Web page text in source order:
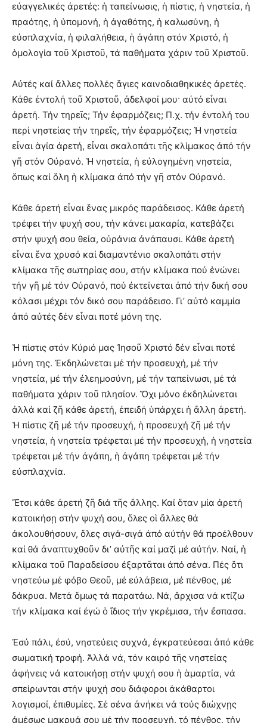
εὐαγγελικές ἀρετές: ἡ ταπείνωσις, ἡ πίστις, ἡ νηστεία, ἡ
πραότης, ἡ ὑπομονή, ἡ ἀγαθότης, ἡ καλωσύνη, ἡ
εὐσπλαχνία, ἡ φιλαλήθεια, ἡ ἀγάπη στόν Χριστό, ἡ
ὁμολογία τοῦ Χριστοῦ, τά παθήματα χάριν τοῦ Χριστοῦ.
Αὐτές καί ἄλλες πολλές ἅγιες καινοδιαθηκικές ἀρετές.
Κάθε ἐντολή τοῦ Χριστοῦ, ἀδελφοί μου· αὐτό εἶναι
ἀρετή. Τήν τηρεῖς; Τήν ἐφαρμόζεις; Π.χ. τήν ἐντολή του
περί νηστείας τήν τηρεῖς, τήν ἐφαρμόζεις; Ἡ νηστεία
εἶναι ἁγία ἀρετή, εἶναι σκαλοπάτι τῆς κλίμακος ἀπό τήν
γῆ στόν Οὐρανό. Ἡ νηστεία, ἡ εὐλογημένη νηστεία,
ὅπως καί ὅλη ἡ κλίμακα ἀπό τήν γῆ στόν Οὐρανό.
Κάθε ἀρετή εἶναι ἕνας μικρός παράδεισος. Κάθε ἀρετή
τρέφει τήν ψυχή σου, τήν κάνει μακαρία, κατεβάζει
στήν ψυχή σου θεία, οὐράνια ἀνάπαυσι. Κάθε ἀρετή
εἶναι ἕνα χρυσό καί διαμαντένιο σκαλοπάτι στήν
κλίμακα τῆς σωτηρίας σου, στήν κλίμακα πού ἑνώνει
τήν γῆ μέ τόν Οὐρανό, πού ἐκτείνεται ἀπό τήν δική σου
κόλασι μέχρι τόν δικό σου παράδεισο. Γι’ αὐτό καμμία
ἀπό αὐτές δέν εἶναι ποτέ μόνη της.
Ἡ πίστις στόν Κύριό μας Ἰησοῦ Χριστό δέν εἶναι ποτέ
μόνη της. Ἐκδηλώνεται μέ τήν προσευχή, μέ τήν
νηστεία, μέ τήν ἐλεημοσύνη, μέ τήν ταπείνωσι, μέ τά
παθήματα χάριν τοῦ πλησίον. Ὅχι μόνο ἐκδηλώνεται
ἀλλά καί ζῆ κάθε ἀρετή, ἐπειδή ὑπάρχει ἡ ἄλλη ἀρετή.
Ἡ πίστις ζῆ μέ τήν προσευχή, ἡ προσευχή ζῆ μέ τήν
νηστεία, ἡ νηστεία τρέφεται μέ τήν προσευχή, ἡ νηστεία
τρέφεται μέ τήν ἀγάπη, ἡ ἀγάπη τρέφεται μέ τήν
εὐσπλαχνία.
Ἔτσι κάθε ἀρετή ζῆ διά τῆς ἄλλης. Καί ὅταν μία ἀρετή
κατοικήσῃ στήν ψυχή σου, ὅλες οἱ ἄλλες θά
ἀκολουθήσουν, ὅλες σιγά-σιγά ἀπό αὐτήν θά προέλθουν
καί θά ἀναπτυχθοῦν δι’ αὐτῆς καί μαζί μέ αὐτήν. Ναί, ἡ
κλίμακα τοῦ Παραδείσου ἐξαρτᾶται ἀπό σένα. Πές ὅτι
νηστεύω μέ φόβο Θεοῦ, μέ εὐλάβεια, μέ πένθος, μέ
δάκρυα. Μετά ὅμως τά παρατάω. Νά, ἄρχισα νά κτίζω
τήν κλίμακα καί ἐγώ ὁ ἴδιος τήν γκρέμισα, τήν ἔσπασα.
Ἐσύ πάλι, ἐσύ, νηστεύεις συχνά, ἐγκρατεύεσαι ἀπό κάθε
σωματική τροφή. Ἀλλά νά, τόν καιρό τῆς νηστείας
ἀφήνεις νά κατοικήσῃ στήν ψυχή σου ἡ ἁμαρτία, νά
σπείρωνται στήν ψυχή σου διάφοροι ἀκάθαρτοι
λογισμοί, ἐπιθυμίες. Σέ σένα ἀνήκει νά τούς διώχνῃς
ἀμέσως μακρυά σου μέ τήν προσευχή, τό πένθος, τήν